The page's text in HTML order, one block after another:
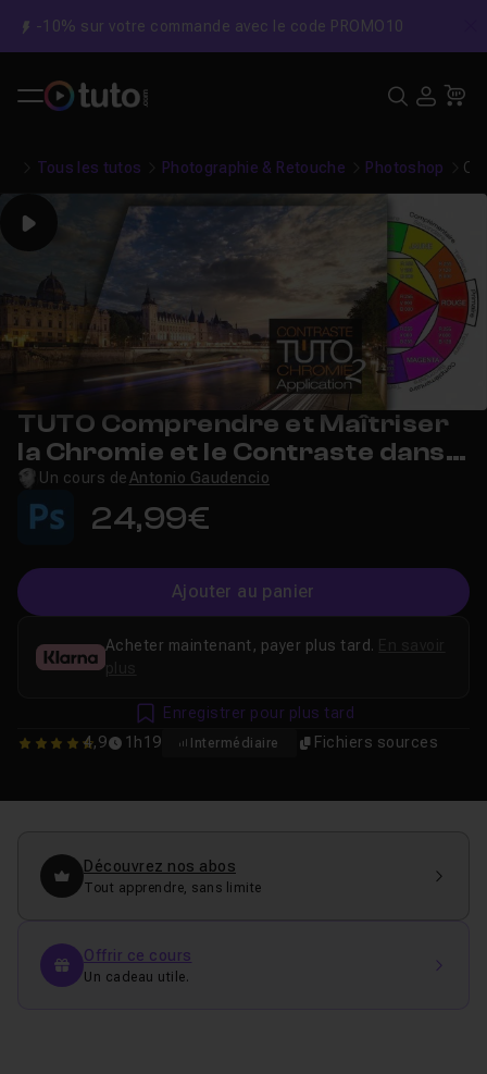
-10% sur votre commande avec le code PROMO10
Tous les tutos Photographie & Retouche Photoshop
Play
TUTO Comprendre et Maîtriser
la Chromie et le Contraste dans
Photoshop : Mise en pratique
Un cours de Antonio Gaudencio
24,99€
Ajouter au panier
4.8666666666667
4,9 1h19 Intermédiaire Fichiers sources
Acheter maintenant, payer plus tard.
plus
Enregistrer pour plus tard
Découvrez nos abos
Tout apprendre, sans limite
Offrir ce cours
Un cadeau utile.